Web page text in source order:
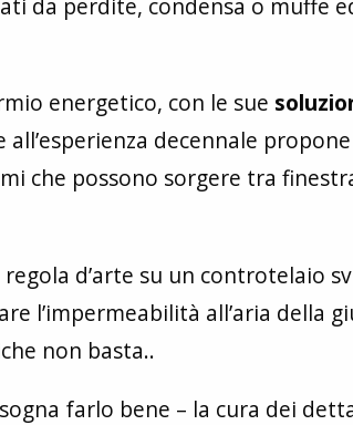
da perdite, condensa o muffe
energetico, con le sue
decennale
che possono sorgere tra
regola d’arte su un controtelaio
l’impermeabilità all’aria della
non basta..
farlo bene – la cura dei